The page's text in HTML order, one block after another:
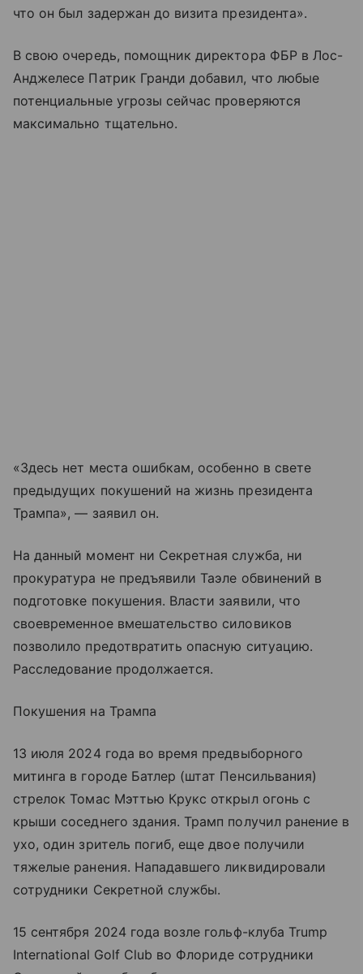
что он был задержан до визита президента».
В свою очередь, помощник директора ФБР в Лос-
Анджелесе Патрик Гранди добавил, что любые
потенциальные угрозы сейчас проверяются
максимально тщательно.
«Здесь нет места ошибкам, особенно в свете
предыдущих покушений на жизнь президента
Трампа», — заявил он.
На данный момент ни Секретная служба, ни
прокуратура не предъявили Таэле обвинений в
подготовке покушения. Власти заявили, что
своевременное вмешательство силовиков
позволило предотвратить опасную ситуацию.
Расследование продолжается.
Покушения на Трампа
13 июля 2024 года во время предвыборного
митинга в городе Батлер (штат Пенсильвания)
стрелок Томас Мэттью Крукс открыл огонь с
крыши соседнего здания. Трамп получил ранение в
ухо, один зритель погиб, еще двое получили
тяжелые ранения. Нападавшего ликвидировали
сотрудники Секретной службы.
15 сентября 2024 года возле гольф-клуба Trump
International Golf Club во Флориде сотрудники